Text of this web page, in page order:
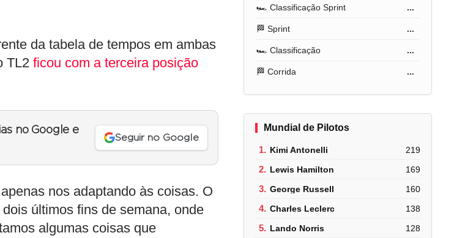
da tabela de tempos em ambas
TL2 ficou com a terceira posição
no Google e
Seguir no Google
nos adaptando às coisas. O
últimos fins de semana, onde
algumas coisas que
🏎️ Classificação Sprint ...
🏁 Sprint ...
🏎️ Classificação ...
🏁 Corrida ...
Mundial de Pilotos
1. Kimi Antonelli 219
2. Lewis Hamilton 169
3. George Russell 160
4. Charles Leclerc 138
5. Lando Norris 128